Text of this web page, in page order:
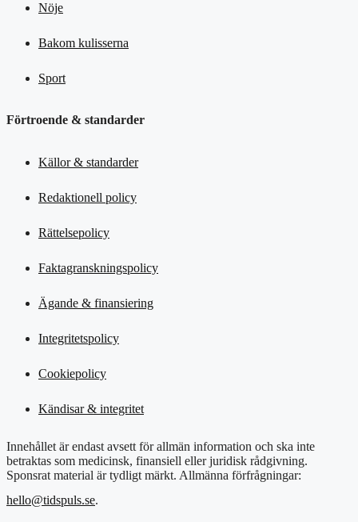
Nöje
Bakom kulisserna
Sport
Förtroende & standarder
Källor & standarder
Redaktionell policy
Rättelsepolicy
Faktagranskningspolicy
Ägande & finansiering
Integritetspolicy
Cookiepolicy
Kändisar & integritet
Innehållet är endast avsett för allmän information och ska inte
betraktas som medicinsk, finansiell eller juridisk rådgivning.
Sponsrat material är tydligt märkt. Allmänna förfrågningar:
hello@tidspuls.se.